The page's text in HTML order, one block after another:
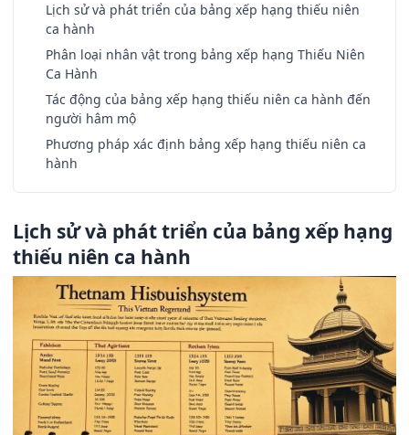
Lịch sử và phát triển của bảng xếp hạng thiếu niên
ca hành
Phân loại nhân vật trong bảng xếp hạng Thiếu Niên
Ca Hành
Tác động của bảng xếp hạng thiếu niên ca hành đến
người hâm mộ
Phương pháp xác định bảng xếp hạng thiếu niên ca
hành
Lịch sử và phát triển của bảng xếp hạng
thiếu niên ca hành